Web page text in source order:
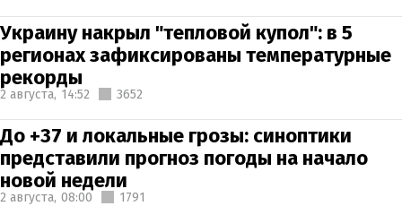
Украину накрыл "тепловой купол": в 5
регионах зафиксированы температурные
рекорды
2 августа, 14:52 3652
До +37 и локальные грозы: синоптики
представили прогноз погоды на начало
новой недели
2 августа, 08:00 1791